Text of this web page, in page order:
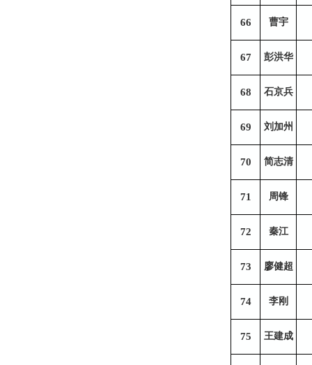
66 曹宇
67 彭洪华
68 石京兵
69 刘加州
70 简志清
71 周锋
72 秦江
73 廖健超
74 李刚
75 王建成